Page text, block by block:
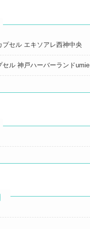
プセル エキソアレ西神中央
セル 神戸ハーバーランドumie